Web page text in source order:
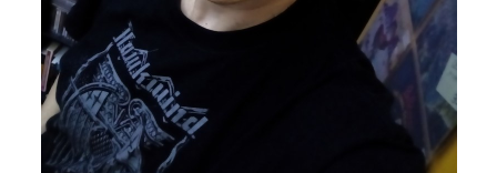
propria "chiusura" linguistico-culturale. Tutto
quello che proviene dall'esterno viene
reinterpretato, isolato, "metabolizzato".
L'"occidentalità" evidentemente è un veleno che i
giapponesi (o una consistente parte di essi)
riescono ad assumere solo in piccole dosi e con